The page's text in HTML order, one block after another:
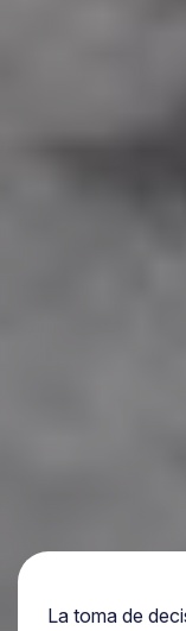
La toma de